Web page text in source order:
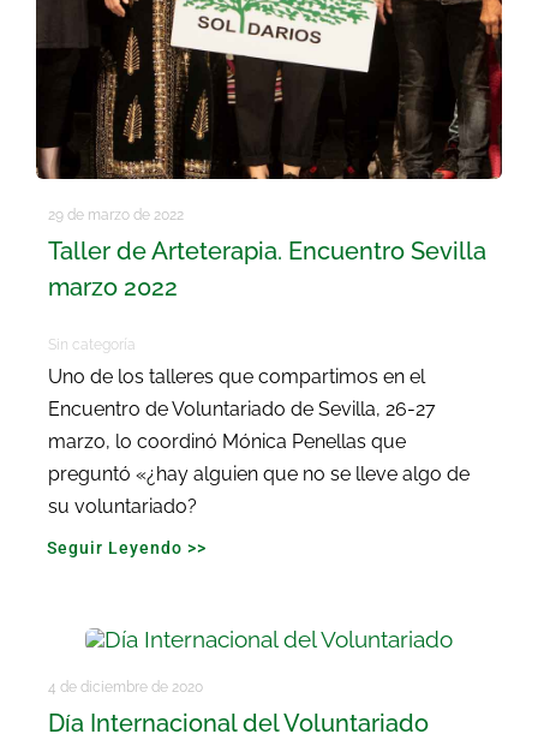
29 de marzo de 2022
Taller de Arteterapia. Encuentro Sevilla
marzo 2022
Sin categoría
Uno de los talleres que compartimos en el
Encuentro de Voluntariado de Sevilla, 26-27
marzo, lo coordinó Mónica Penellas que
preguntó «¿hay alguien que no se lleve algo de
su voluntariado?
Seguir Leyendo >>
4 de diciembre de 2020
Día Internacional del Voluntariado